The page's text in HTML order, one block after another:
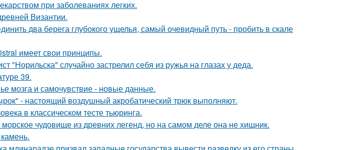
при заболеваниях легких.
Византии.
два берега глубокого ущелья, самый очевидный путь - пробить в скале
имеет свои принципы.
"Норильска" случайно застрелил себя из ружья на глазах у деда.
39.
мозга и самочувствие - новые данные.
- настоящий воздушный акробатический трюк выполняют.
в классическом тесте тьюринга.
морское чудовище из древних легенд, но на самом деле она не хищник.